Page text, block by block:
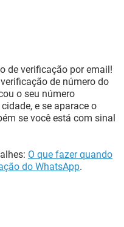
de verificação por email!
de número do
o seu número
e se aparace o
se você está com sinal
O que fazer quando
do WhatsApp.